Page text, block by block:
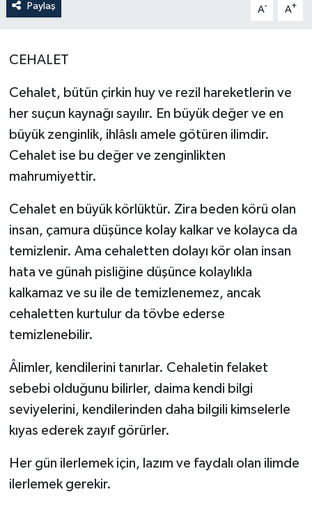
Paylaş A- A+
CEHALET
Cehalet, bütün çirkin huy ve rezil hareketlerin ve
her suçun kaynağı sayılır. En büyük değer ve en
büyük zenginlik, ihlâslı amele götüren ilimdir.
Cehalet ise bu değer ve zenginlikten
mahrumiyettir.
Cehalet en büyük körlüktür. Zira beden körü olan
insan, çamura düşünce kolay kalkar ve kolayca da
temizlenir. Ama cehaletten dolayı kör olan insan
hata ve günah pisliğine düşünce kolaylıkla
kalkamaz ve su ile de temizlenemez, ancak
cehaletten kurtulur da tövbe ederse
temizlenebilir.
Âlimler, kendilerini tanırlar. Cehaletin felaket
sebebi olduğunu bilirler, daima kendi bilgi
seviyelerini, kendilerinden daha bilgili kimselerle
kıyas ederek zayıf görürler.
Her gün ilerlemek için, lazım ve faydalı olan ilimde
ilerlemek gerekir.
SAĞLIK
SPOR
TARİH
YAŞAM VE ÇEVRE